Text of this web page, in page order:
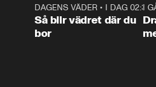
1:06
DAGENS VÄDER• I DAG 02:30
Så blir vädret där du
bor
I